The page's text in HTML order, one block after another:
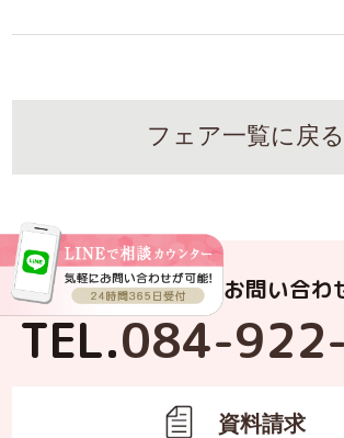
フェア一覧に戻る
お電話でもお気軽にお問い合わ
TEL.084-
資料請求